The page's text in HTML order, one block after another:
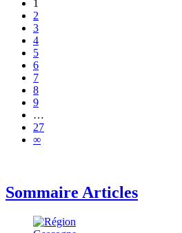
1
2
3
4
5
6
7
8
9
…
27
∞
Sommaire Articles